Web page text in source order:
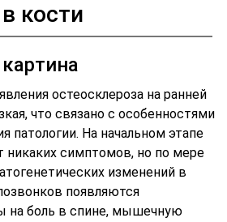
кости
остеосклероза на ранней
что связано с особенностями
патологии. На начальном этапе
никаких симптомов, но по мере
изменений в
появляются
на боль в спине, мышечную